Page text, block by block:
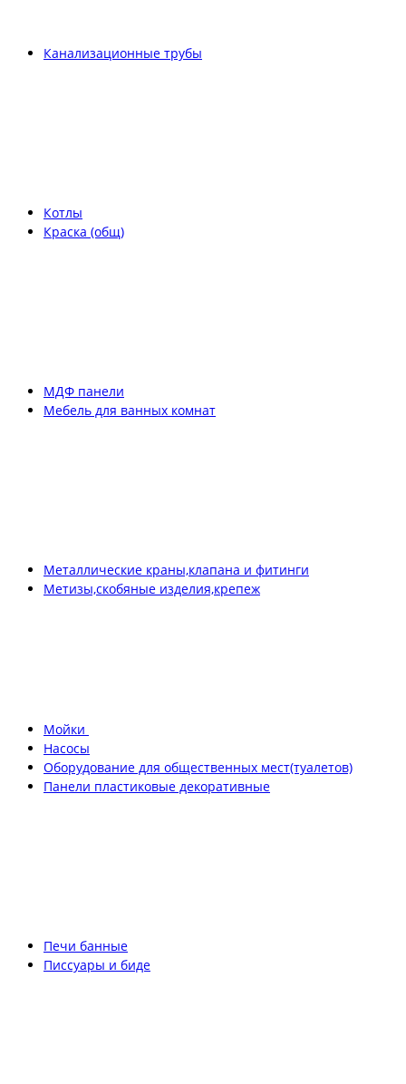
Канализационные трубы
Котлы
Краска (общ)
МДФ панели
Мебель для ванных комнат
Металлические краны,клапана и фитинги
Метизы,скобяные изделия,крепеж
Мойки
Насосы
Оборудование для общественных мест(туалетов)
Панели пластиковые декоративные
Печи банные
Писсуары и биде